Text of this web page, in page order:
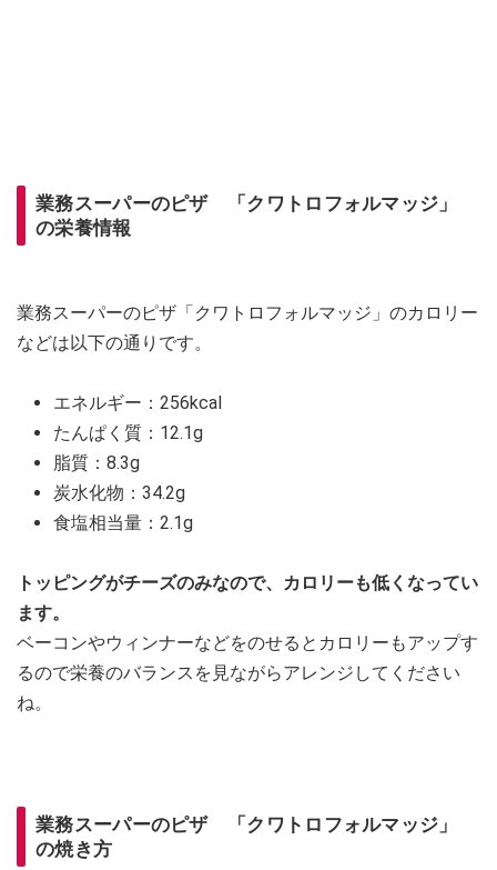
業務スーパーのピザ 「クワトロフォルマッジ」
の栄養情報
業務スーパーのピザ「クワトロフォルマッジ」のカロリー
などは以下の通りです。
エネルギー：256kcal
たんぱく質：12.1g
脂質：8.3g
炭水化物：34.2g
食塩相当量：2.1g
トッピングがチーズのみなので、カロリーも低くなってい
ます。
ベーコンやウィンナーなどをのせるとカロリーもアップす
るので栄養のバランスを見ながらアレンジしてください
ね。
業務スーパーのピザ 「クワトロフォルマッジ」
の焼き方